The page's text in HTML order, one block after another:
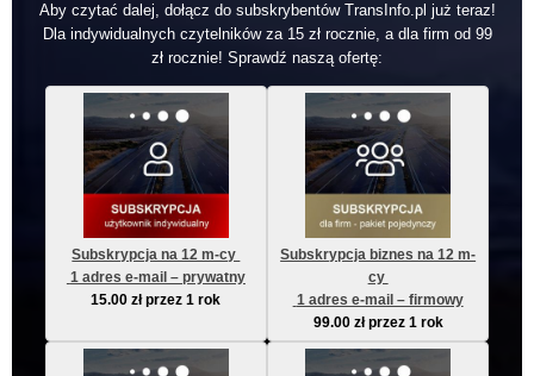
Aby czytać dalej, dołącz do subskrybentów TransInfo.pl już teraz!
Dla indywidualnych czytelników za 15 zł rocznie, a dla firm od 99
zł rocznie! Sprawdź naszą ofertę:
Subskrypcja na 12 m-cy
1 adres e-mail – prywatny
15.00zł przez 1 rok
Subskrypcja biznes na 12 m-
cy
1 adres e-mail – firmowy
99.00 zł przez 1 rok